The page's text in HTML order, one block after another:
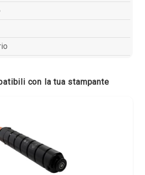
con la tua stampante